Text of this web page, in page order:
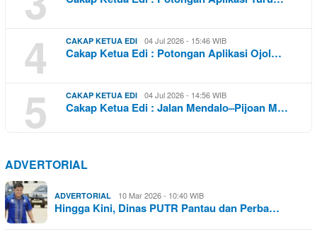
4 CAKAP KETUA EDI 04 Jul 2026 - 15:46 WIB
Cakap Ketua Edi : Potongan Aplikasi Ojol…
5 CAKAP KETUA EDI 04 Jul 2026 - 14:56 WIB
Cakap Ketua Edi : Jalan Mendalo–Pijoan M…
ADVERTORIAL
ADVERTORIAL 10 Mar 2026 - 10:40 WIB
Hingga Kini, Dinas PUTR Pantau dan Perba…